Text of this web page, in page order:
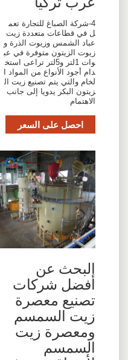
4-شركة الصباغ للتجارة تعم
ل في قطاعات متعددة زيت
عباد الشمس وزيوت الذرة و
زيوت الزيتون متوفرة في عب
وات 1لتر و5لتر تراعى استخ
دام أجود الأنواع من المواد ا
لخام والتي يتم تصنيع زيت ال
زيتون البكر يدويا إلى جانب
الاهتمام
احصل على السعر
البحث عن
أفضل شركات
تصنيع معصرة
زيت السمسم
ومعصرة زيت
السمسم